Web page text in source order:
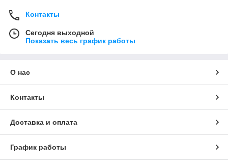
Контакты
Сегодня выходной
Показать весь график работы
О нас
Контакты
Доставка и оплата
График работы